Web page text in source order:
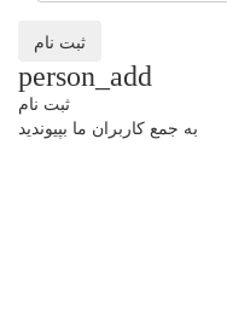
person_add
ثبت نام
به جمع کاربران ما بپیوندید